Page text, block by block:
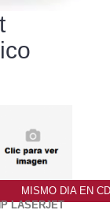
MISMO DIA EN
LASERJET